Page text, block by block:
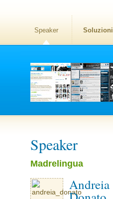
Speaker Soluzioni
Speaker
Madrelingua
Andreia